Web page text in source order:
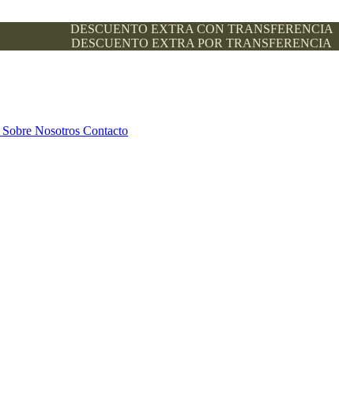
DESCUENTO EXTRA CON TRANSFERENCIA
DESCUENTO EXTRA POR TRANSFERENCIA
Sobre Nosotros Contacto